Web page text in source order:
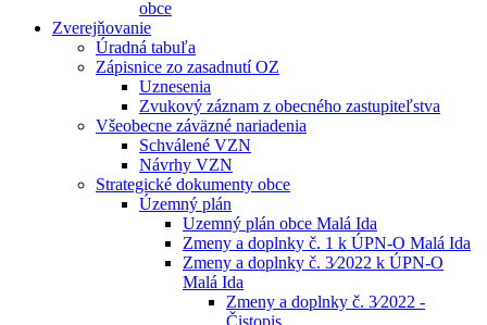
obce
Zverejňovanie
Úradná tabuľa
Zápisnice zo zasadnutí OZ
Uznesenia
Zvukový záznam z obecného zastupiteľstva
Všeobecne záväzné nariadenia
Schválené VZN
Návrhy VZN
Strategické dokumenty obce
Územný plán
Uzemný plán obce Malá Ida
Zmeny a doplnky č. 1 k ÚPN-O Malá Ida
Zmeny a doplnky č. 3⁄2022 k ÚPN-O
Malá Ida
Zmeny a doplnky č. 3⁄2022 -
Čistopis